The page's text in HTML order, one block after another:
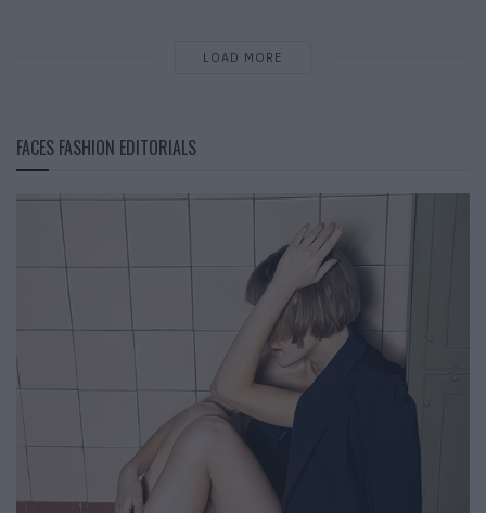
LOAD MORE
FACES FASHION EDITORIALS